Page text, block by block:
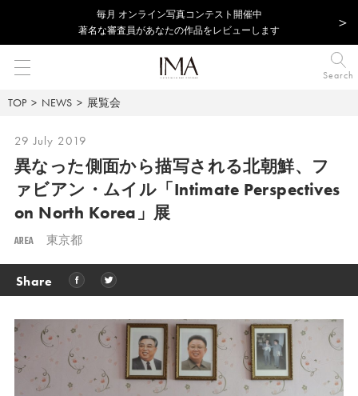
毎⽉ オンライン写真コンテスト開催中
著名な審査員があなたの作品をレビューします
Search
TOP NEWS 展覧会
29 July 2019
異なった側面から描写される北朝鮮、フ
ァビアン・ムイル「Intimate Perspectives
on North Korea」展
AREA 東京都
Share